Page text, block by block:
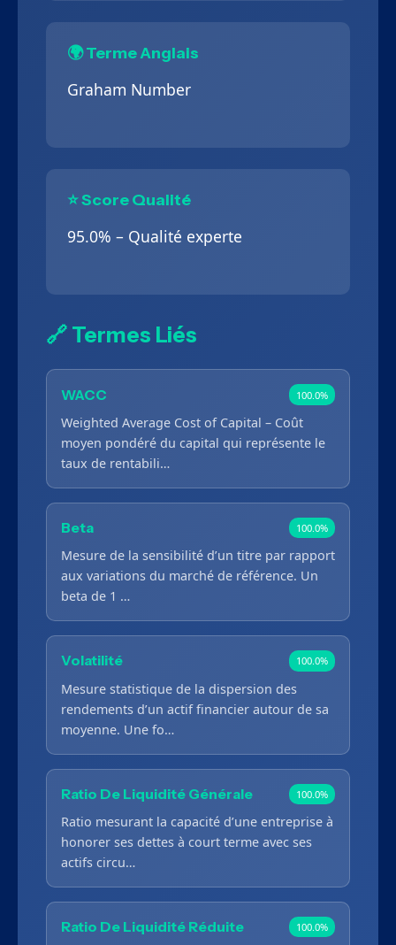
🌍 Terme Anglais
Graham Number
⭐ Score Qualité
95.0% – Qualité experte
🔗 Termes Liés
WACC 100.0%
Weighted Average Cost of Capital – Coût
moyen pondéré du capital qui représente le
taux de rentabili…
Beta 100.0%
Mesure de la sensibilité d’un titre par rapport
aux variations du marché de référence. Un
beta de 1 …
Volatilité 100.0%
Mesure statistique de la dispersion des
rendements d’un actif financier autour de sa
moyenne. Une fo…
Ratio De Liquidité Générale 100.0%
Ratio mesurant la capacité d’une entreprise à
honorer ses dettes à court terme avec ses
actifs circu…
Ratio De Liquidité Réduite 100.0%